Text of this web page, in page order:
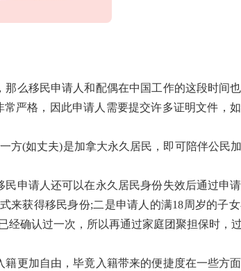
么移民申请人和配偶在中国工作的这段时间
严格，因此申请人需要提交许多证明文件，
(如丈夫)是加拿大永久居民，即可陪伴公民
请人还可以在永久居民身份失效后通过申
获得移民身份;二是申请人的满18周岁的子
确认过一次，所以再通过家庭团聚担保时，
加自由，毕竟入籍带来的便捷度在一些方面